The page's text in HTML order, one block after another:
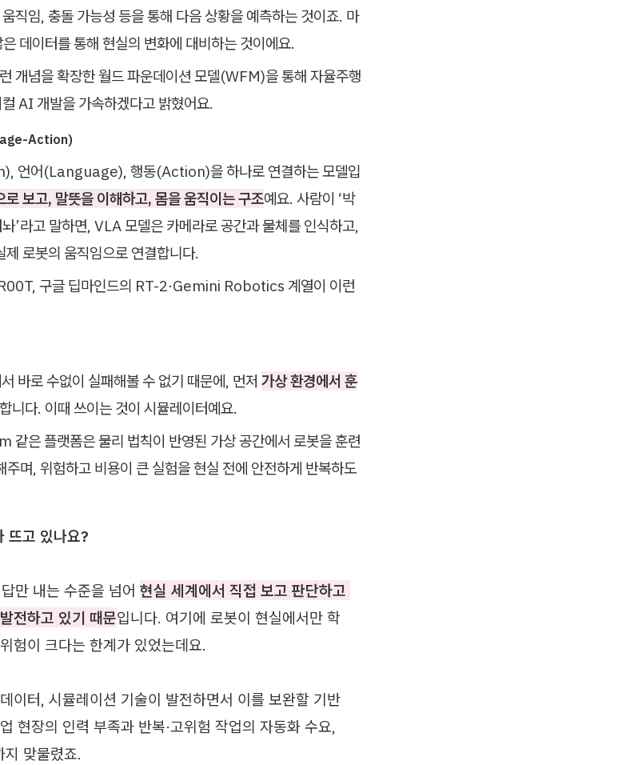
직임, 충돌 가능성 등을 통해 다음 상황을 예측하는 것이죠. 마
데이터를 통해 현실의 변화에 대비하는 것이에요.
개념을 확장한 월드 파운데이션 모델(WFM)을 통해 자율주행
AI 개발을 가속하겠다고 밝혔어요.
Action)
언어(Language), 행동(Action)을 하나로 연결하는 모델입
로 보고, 말뜻을 이해하고, 몸을 움직이는 구조예요. 사람이 ‘박
’라고 말하면, VLA 모델은 카메라로 공간과 물체를 인식하고,
제 로봇의 움직임으로 연결합니다.
구글 딥마인드의 RT-2·Gemini Robotics 계열이 이런
바로 수없이 실패해볼 수 없기 때문에, 먼저 가상 환경에서 훈
니다. 이때 쓰이는 것이 시뮬레이터예요.
같은 플랫폼은 물리 법칙이 반영된 가상 공간에서 로봇을 훈련
주며, 위험하고 비용이 큰 실험을 현실 전에 안전하게 반복하도
만 내는 수준을 넘어 현실 세계에서 직접 보고 판단하고
전하고 있기 때문입니다. 여기에 로봇이 현실에서만 학
험이 크다는 한계가 있었는데요.
이터, 시뮬레이션 기술이 발전하면서 이를 보완할 기반
현장의 인력 부족과 반복·고위험 작업의 자동화 수요,
맞물렸죠.